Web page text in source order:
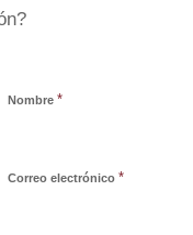
Nombre *
Correo electrónico *